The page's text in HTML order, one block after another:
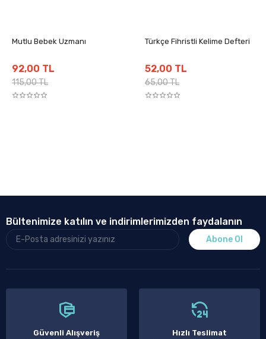
Mutlu Bebek Uzmanı
92,00 TL
115,00 TL
Türkçe Fihristli Kelime Defteri
52,00 TL
65,00 TL
Bültenimize katılın ve indirimlerimizden faydalanın
Abone Ol
Güvenli Alışveriş
Hızlı Teslimat